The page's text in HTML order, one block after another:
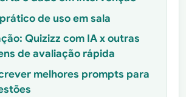
de uso em sala
Quizizz com IA x outras
de avaliação rápida
melhores prompts para